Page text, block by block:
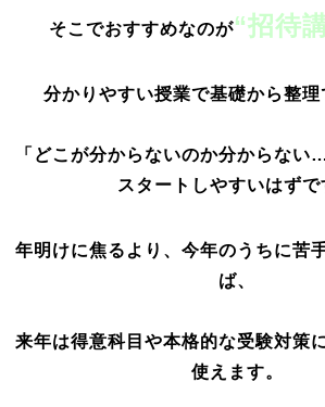
そこでおすすめなのが“招待
分かりやすい授業で基礎から整理
「どこが分からないのか分からない
スタートしやすいはずで
年明けに焦るより、今年のうちに苦
ば、
来年は得意科目や本格的な受験対策
使えます。